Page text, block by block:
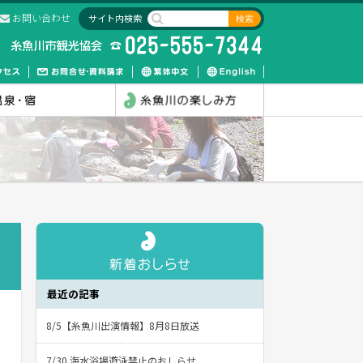
サイト内検索
お問い合わせ
最近の記事
8/5【糸魚川出演情報】8月8日放送
7/30 海水浴場遊泳禁止のおしらせ